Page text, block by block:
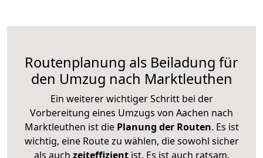
Routenplanung als Beiladung für
den Umzug nach Marktleuthen
Ein weiterer wichtiger Schritt bei der
Vorbereitung eines Umzugs von Aachen nach
Marktleuthen ist diePlanung der Routen. Es ist
wichtig, eine Route zu wählen, die sowohl sicher
als auch zeiteffizientist. Es ist auch ratsam,